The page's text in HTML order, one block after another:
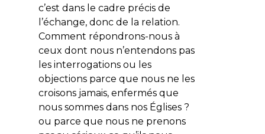
c’est dans le cadre précis de
l’échange, donc de la relation.
Comment répondrons-nous à
ceux dont nous n’entendons pas
les interrogations ou les
objections parce que nous ne les
croisons jamais, enfermés que
nous sommes dans nos Églises ?
ou parce que nous ne prenons